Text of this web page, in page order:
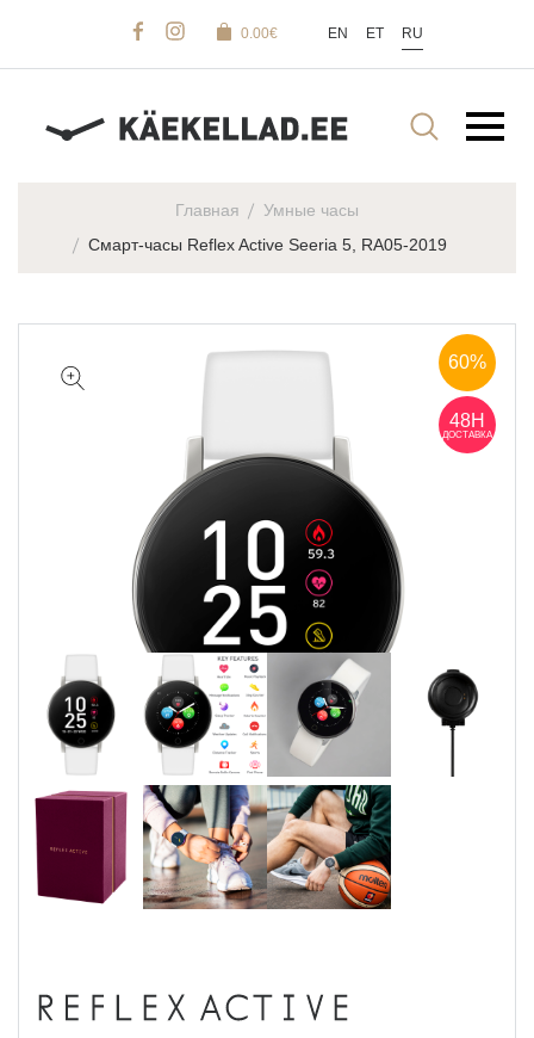
0.00€ EN ET RU
Главная
Умные часы
Смарт-часы Reflex Active Seeria 5, RA05-2019
60%
48H
ДОСТАВКА